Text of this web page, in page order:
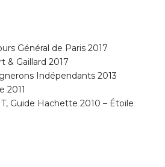
Général de Paris 2017
& Gaillard 2017
Indépendants 2013
2011
Guide Hachette 2010 – Étoile